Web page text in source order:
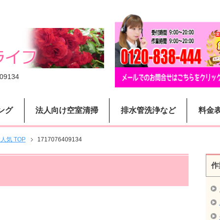
グ 法人向け空室清掃 排水管洗浄など 料金
気 TOP 1717076409134